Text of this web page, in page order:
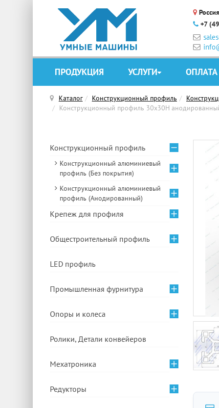
+7
ПРОДУКЦИЯ УСЛУГИ ОПЛАТА
Каталог Конструкционный профиль
Конструкционный профиль 30х30H
Конструкционный профиль
Конструкционный алюминиевый
профиль (Без покрытия)
Конструкционный алюминиевый
профиль (Анодированный)
Крепеж для профиля
Общестроительный профиль
LED профиль
Промышленная фурнитура
Опоры и колеса
Ролики, Детали конвейеров
Мехатроника
Редукторы